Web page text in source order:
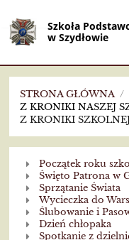
Szkoła
w Szydłowie
STRONA GŁÓWNA /
Z KRONIKI NASZEJ
Z KRONIKI
kroniki
szkolnej
2017/2018
Początek roku
Święto Patrona w
Sprzątanie Świata
Wycieczka do
Ślubowanie i
Dzień chłopaka
Spotkanie z